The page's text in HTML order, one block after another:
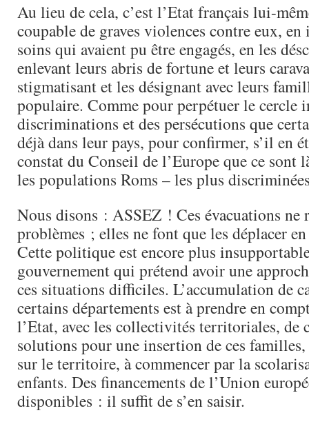
Au lieu de cela, c’est l’Etat français lui-
coupable de graves violences contre eux,
soins qui avaient pu être engagés, en les
enlevant leurs abris de fortune et leurs
stigmatisant et les désignant avec leurs
populaire. Comme pour perpétuer le cercle
discriminations et des persécutions que
déjà dans leur pays, pour confirmer, s’il en
constat du Conseil de l’Europe que ce sont
les populations Roms – les plus
Nous disons : ASSEZ ! Ces évacuations ne
problèmes ; elles ne font que les déplacer
Cette politique est encore plus
gouvernement qui prétend avoir une
ces situations difficiles. L’accumulation de
certains départements est à prendre en
l’Etat, avec les collectivités territoriales, de
solutions pour une insertion de ces
sur le territoire, à commencer par la
enfants. Des financements de l’Union
disponibles : il suffit de s’en saisir.